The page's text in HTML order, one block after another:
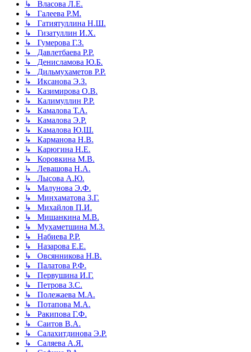
↳ Власова Л.Е.
↳ Галеева Р.М.
↳ Гатиятуллина Н.Ш.
↳ Гизатуллин И.Х.
↳ Гумерова Г.З.
↳ Давлетбаева Р.Р.
↳ Денисламова Ю.Б.
↳ Дильмухаметов Р.Р.
↳ Иксанова Э.З.
↳ Казимирова О.В.
↳ Калимуллин Р.Р.
↳ Камалова Т.А.
↳ Камалова Э.Р.
↳ Камалова Ю.Ш.
↳ Карманова Н.В.
↳ Карюгина Н.Е.
↳ Коровкина М.В.
↳ Левашова Н.А.
↳ Лысова А.Ю.
↳ Малунова Э.Ф.
↳ Минхаматова З.Г.
↳ Михайлов П.И.
↳ Мишанкина М.В.
↳ Мухаметшина М.З.
↳ Набиева Р.Р.
↳ Назарова Е.Е.
↳ Овсянникова Н.В.
↳ Палатова Р.Ф.
↳ Первушина И.Г.
↳ Петрова З.С.
↳ Полежаева М.А.
↳ Потапова М.А.
↳ Ракипова Г.Ф.
↳ Саитов В.А.
↳ Салахитдинова Э.Р.
↳ Саляева А.Я.